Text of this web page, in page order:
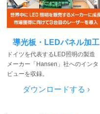
導光板・LEDパネル加工
ドイツを代表するLED照明の製造
メーカー「Hansen」社へのインタ
ビューを収録。
ダウンロードする ›